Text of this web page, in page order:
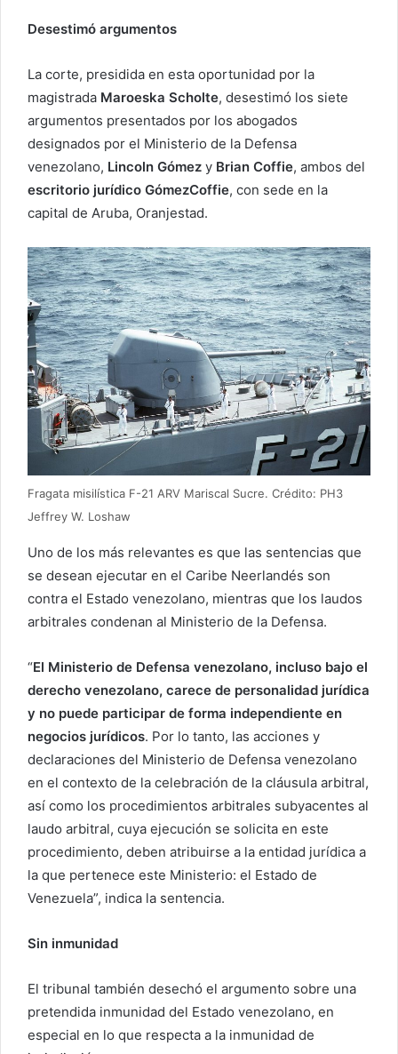
Desestimó argumentos
La corte, presidida en esta oportunidad por la
magistrada Maroeska Scholte, desestimó los siete
argumentos presentados por los abogados
designados por el Ministerio de la Defensa
venezolano, Lincoln Gómez y Brian Coffie, ambos del
escritorio jurídico GómezCoffie, con sede en la
capital de Aruba, Oranjestad.
Fragata misilística F-21 ARV Mariscal Sucre. Crédito: PH3
Jeffrey W. Loshaw
Uno de los más relevantes es que las sentencias que
se desean ejecutar en el Caribe Neerlandés son
contra el Estado venezolano, mientras que los laudos
arbitrales condenan al Ministerio de la Defensa.
“El Ministerio de Defensa venezolano, incluso bajo el
derecho venezolano, carece de personalidad jurídica
y no puede participar de forma independiente en
negocios jurídicos. Por lo tanto, las acciones y
declaraciones del Ministerio de Defensa venezolano
en el contexto de la celebración de la cláusula arbitral,
así como los procedimientos arbitrales subyacentes al
laudo arbitral, cuya ejecución se solicita en este
procedimiento, deben atribuirse a la entidad jurídica a
la que pertenece este Ministerio: el Estado de
Venezuela”, indica la sentencia.
Sin inmunidad
El tribunal también desechó el argumento sobre una
pretendida inmunidad del Estado venezolano, en
especial en lo que respecta a la inmunidad de